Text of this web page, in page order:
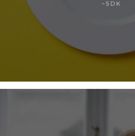
~5DK